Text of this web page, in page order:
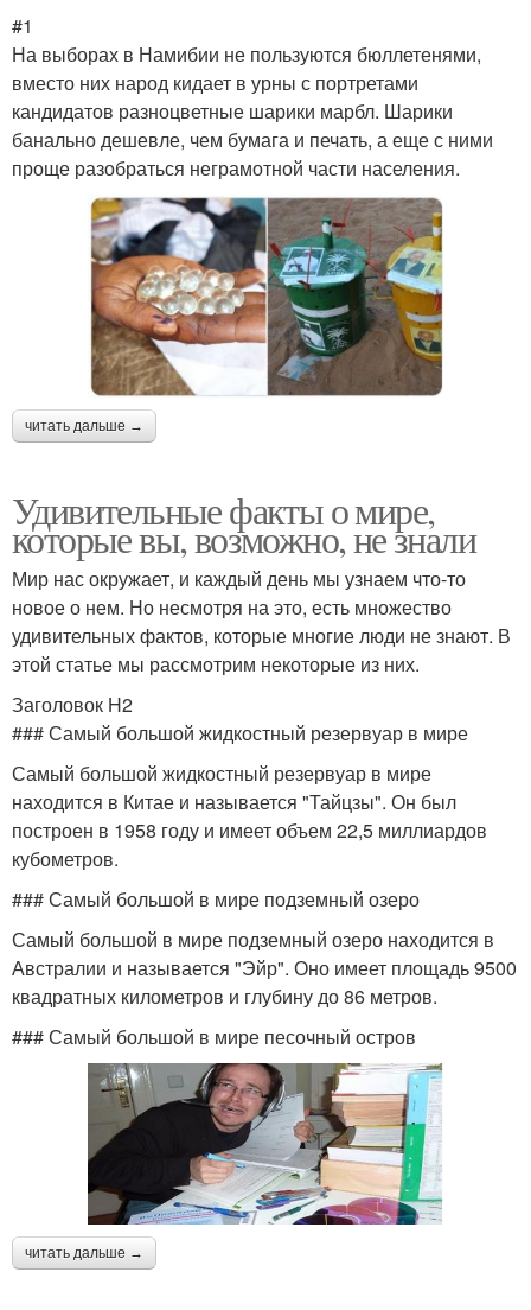
#1
На выборах в Намибии не пользуются бюллетенями,
вместо них народ кидает в урны с портретами
кандидатов разноцветные шарики марбл. Шарики
банально дешевле, чем бумага и печать, а еще с ними
проще разобраться неграмотной части населения.
читать дальше →
Удивительные факты о мире,
которые вы, возможно, не знали
Мир нас окружает, и каждый день мы узнаем что-то
новое о нем. Но несмотря на это, есть множество
удивительных фактов, которые многие люди не знают. В
этой статье мы рассмотрим некоторые из них.
Заголовок H2
### Самый большой жидкостный резервуар в мире
Самый большой жидкостный резервуар в мире
находится в Китае и называется "Тайцзы". Он был
построен в 1958 году и имеет объем 22,5 миллиардов
кубометров.
### Самый большой в мире подземный озеро
Самый большой в мире подземный озеро находится в
Австралии и называется "Эйр". Оно имеет площадь 9500
квадратных километров и глубину до 86 метров.
### Самый большой в мире песочный остров
читать дальше →